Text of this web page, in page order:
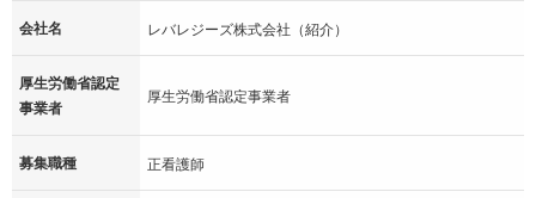
会社名 レバレジーズ株式会社（紹介）
厚生労働省認定
事業者
厚生労働省認定事業者
募集職種 正看護師